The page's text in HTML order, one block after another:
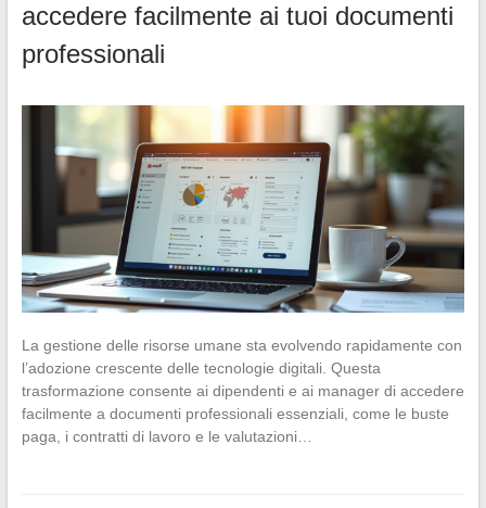
accedere facilmente ai tuoi documenti
professionali
La gestione delle risorse umane sta evolvendo rapidamente con
l’adozione crescente delle tecnologie digitali. Questa
trasformazione consente ai dipendenti e ai manager di accedere
facilmente a documenti professionali essenziali, come le buste
paga, i contratti di lavoro e le valutazioni…